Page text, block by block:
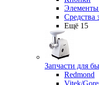
Средства
Ещё 15
Запчасти для
Redmond
Vitek/